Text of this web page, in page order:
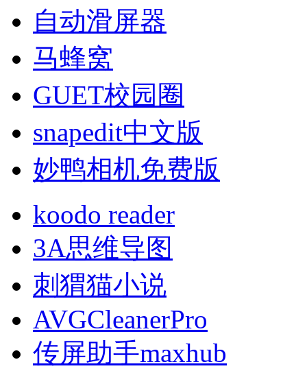
自动滑屏器
马蜂窝
GUET校园圈
snapedit中文版
妙鸭相机免费版
koodo reader
3A思维导图
刺猬猫小说
AVGCleanerPro
传屏助手maxhub